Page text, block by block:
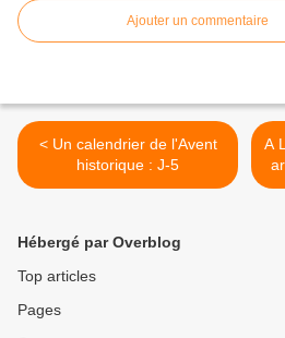
Ajouter un commentaire
< Un calendrier de l'Avent
historique : J-5
A
Hébergé par Overblog
Top articles
Pages